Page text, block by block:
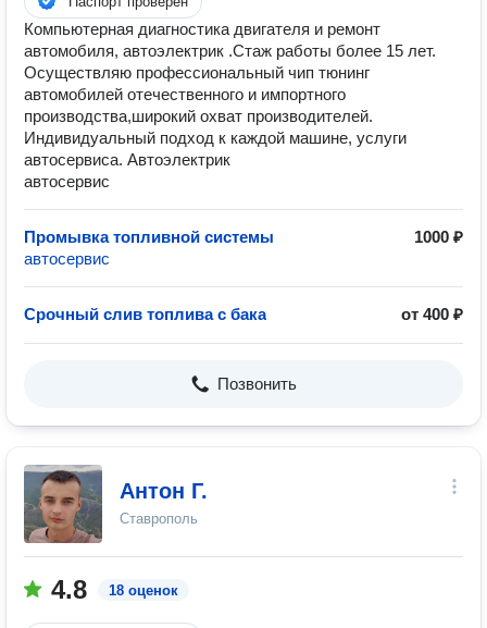
Компьютерная диагностика двигателя и ремонт
автомобиля, автоэлектрик .Стаж работы более 15 лет.
Осуществляю профессиональный чип тюнинг
автомобилей отечественного и импортного
производства,широкий охват производителей.
Индивидуальный подход к каждой машине, услуги
автосервиса. Автоэлектрик
автосервис
Промывка топливной системы
1000 ₽
автосервис
Срочный слив топлива с бака от 400 ₽
Позвонить
Антон Г.
Ставрополь
4.8 18 оценок